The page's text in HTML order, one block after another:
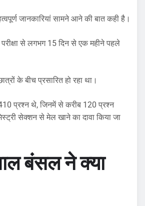
जानकारियां सामने आने की बात कही है।
से लगभग 15 दिन से एक महीने पहले
के बीच प्रसारित हो रहा था।
प्रश्न थे, जिनमें से करीब 120 प्रश्न
सेक्शन से मेल खाने का दावा किया जा
बंसल ने क्या